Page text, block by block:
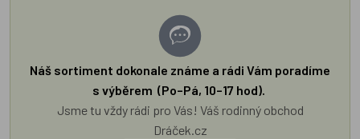
Náš sortiment dokonale známe a rádi Vám poradíme
s výběrem (Po–Pá, 10–17 hod).
Jsme tu vždy rádi pro Vás! Váš rodinný obchod
Dráček.cz